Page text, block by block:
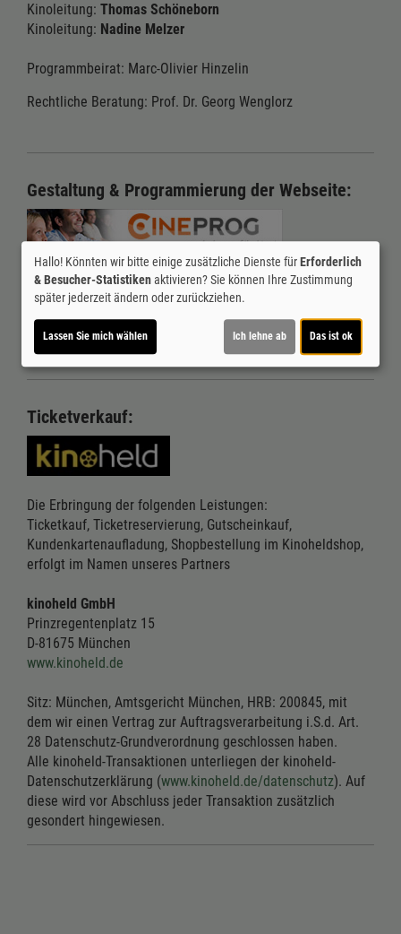
Kinoleitung: Thomas Schöneborn
Kinoleitung: Nadine Melzer
Programmbeirat: Marc-Olivier Hinzelin
Rechtliche Beratung: Prof. Dr. Georg Wenglorz
Gestaltung & Programmierung der Webseite:
CINEPROG KG...macht Lust auf dein Kino
Rhedstraße 15
D-66740 Saarlouis
www.cineprog.de
Ticketverkauf:
Die Erbringung der folgenden Leistungen:
Ticketkauf, Ticketreservierung, Gutscheinkauf,
Kundenkartenaufladung, Shopbestellung im Kinoheldshop,
erfolgt im Namen unseres Partners
kinoheld GmbH
Prinzregentenplatz 15
D-81675 München
www.kinoheld.de
Sitz: München, Amtsgericht München, HRB: 200845, mit
dem wir einen Vertrag zur Auftragsverarbeitung i.S.d. Art.
28 Datenschutz-Grundverordnung geschlossen haben.
Alle kinoheld-Transaktionen unterliegen der kinoheld-
Datenschutzerklärung (www.kinoheld.de/datenschutz). Auf
diese wird vor Abschluss jeder Transaktion zusätzlich
gesondert hingewiesen.
Hallo! Könnten wir bitte einige zusätzliche Dienste fürErforderlich
& Besucher-Statistikenaktivieren? Sie können Ihre Zustimmung
später jederzeit ändern oder zurückziehen.
Lassen Sie mich wählen Ich lehne ab Das ist ok